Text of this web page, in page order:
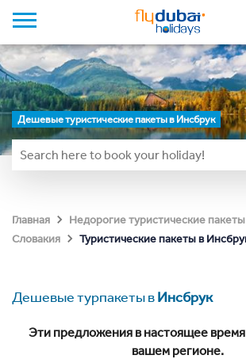
Дешевые туристические пакеты в Инсбрук
Главная Недорогие туристические пакеты
Словакия
Туристические пакеты в
Дешевые турпакеты вИнсбрук
Эти предложения в настоящее
вашем регионе.